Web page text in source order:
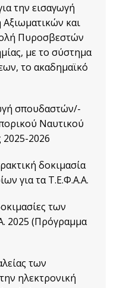
την εισαγωγή
και
Πυροσβεστών
με το σύστημα
το ακαδημαϊκό
σπουδαστών/-
Ναυτικού
2025-2026
δοκιμασία
για τα Τ.Ε.Φ.Α.Α.
των
2025 (Πρόγραμμα
των
ηλεκτρονική